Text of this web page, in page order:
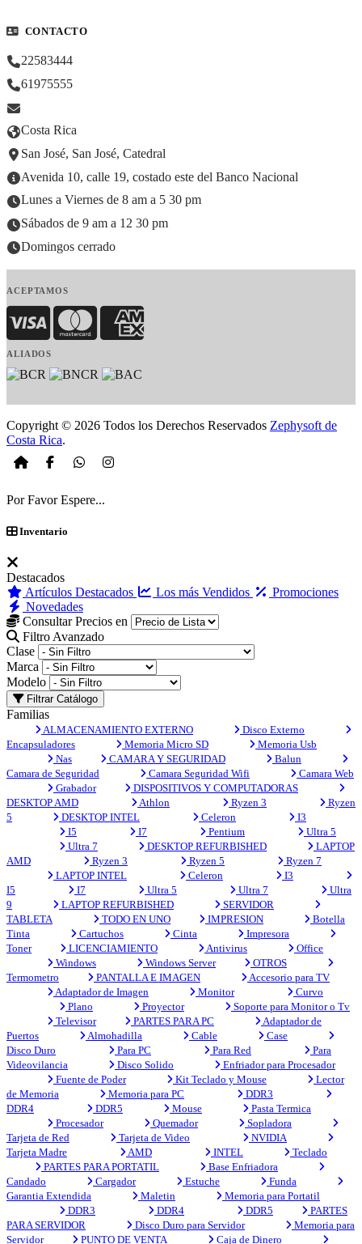
CONTACTO
22583444
61975555
Costa Rica
San José, San José, Catedral
Avenida 10, calle 19, costado este del Banco Nacional
Lunes a Viernes de 8 am a 5 30 pm
Sábados de 9 am a 12 30 pm
Domingos cerrado
ACEPTAMOS
Visa MasterCardAmerican Express
ALIADOS
Copyright © 2026 Todos los Derechos Reservados Zephysoft de
Costa Rica.
Por Favor Espere...
Inventario
Destacados
Artículos Destacados
Los más Vendidos
Promociones
Novedades
Consultar Precios en
Filtro Avanzado
Clase
Marca
Modelo
Filtrar Catálogo
Familias
ALMACENAMIENTO EXTERNO
Disco Externo
Encapsuladores
Memoria Micro SD
Memoria Usb
Nas
CAMARA Y SEGURIDAD
Balun
Camara de Seguridad
Camara Seguridad Wifi
Camara Web
Grabador
DISPOSITIVOS Y COMPUTADORAS
DESKTOP AMD
Athlon Ryzen 3
Ryzen
5
DESKTOP INTEL Celeron
I3
I5
I7 Pentium
Ultra 5
Ultra 7
DESKTOP REFURBISHED
LAPTOP
AMD
Ryzen 3 Ryzen 5
Ryzen 7
LAPTOP INTEL
Celeron
I3
I5
I7 Ultra 5 Ultra 7
Ultra
9
LAPTOP REFURBISHED
SERVIDOR
TABLETA
TODO EN UNO IMPRESION
Botella
Tinta
Cartuchos Cinta
Impresora
Toner
LICENCIAMIENTO Antivirus
Office
Windows
Windows Server
OTROS
Termometro
PANTALLA E IMAGEN
Accesorio para TV
Adaptador de Imagen
Monitor
Curvo
Plano
Proyector
Soporte para Monitor o Tv
Televisor
PARTES PARA PC
Adaptador de
Puertos
Almohadilla Cable
Case
Disco Duro
Para PC Para Red
Para
Videovilancia
Disco Solido
Enfriador para Procesador
Fuente de Poder
Kit Teclado y Mouse
Lector
de Memoria
Memoria para PC
DDR3
DDR4
DDR5 Mouse
Pasta Termica
Procesador
Quemador
Sopladora
Tarjeta de Red
Tarjeta de Video
NVIDIA
Tarjeta Madre
AMD INTEL
Teclado
PARTES PARA PORTATIL
Base Enfriadora
Candado
Cargador Estuche
Funda
Garantia Extendida
Maletin
Memoria para Portatil
DDR3
DDR4 DDR5
PARTES
PARA SERVIDOR
Disco Duro para Servidor
Memoria para
Servidor
PUNTO DE VENTA Caja de Dinero